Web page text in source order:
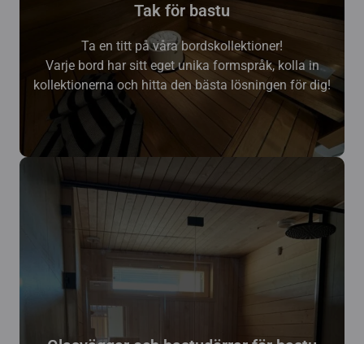
Tak för bastu
Ta en titt på våra bordskollektioner!
Varje bord har sitt eget unika formspråk, kolla in
kollektionerna och hitta den bästa lösningen för dig!